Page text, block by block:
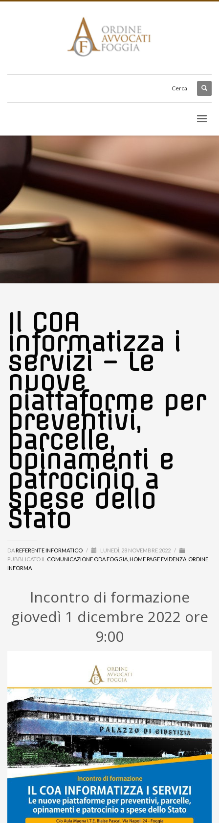
Cerca
Il COA
informatizza i
servizi – Le
nuove
piattaforme per
preventivi,
parcelle,
opinamenti e
patrocinio a
spese dello
Stato
DA REFERENTE INFORMATICO / LUNEDÌ, 28 NOVEMBRE 2022 /
PUBBLICATO IL COMUNICAZIONE ODA FOGGIA HOME PAGE EVIDENZA ORDINE
INFORMA
Incontro di formazione
giovedì 1 dicembre 2022 ore
9:00